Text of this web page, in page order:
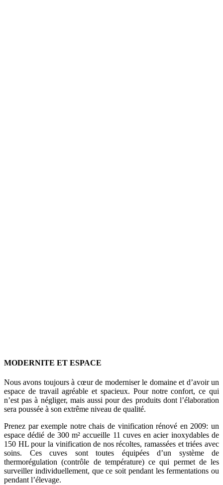
MODERNITE ET ESPACE
Nous avons toujours à cœur de moderniser le domaine et d’avoir un
espace de travail agréable et spacieux. Pour notre confort, ce qui
n’est pas à négliger, mais aussi pour des produits dont l’élaboration
sera poussée à son extrême niveau de qualité.
Prenez par exemple notre chais de vinification rénové en 2009: un
espace dédié de 300 m² accueille 11 cuves en acier inoxydables de
150 HL pour la vinification de nos récoltes, ramassées et triées avec
soins. Ces cuves sont toutes équipées d’un système de
thermorégulation (contrôle de température) ce qui permet de les
surveiller individuellement, que ce soit pendant les fermentations ou
pendant l’élevage.